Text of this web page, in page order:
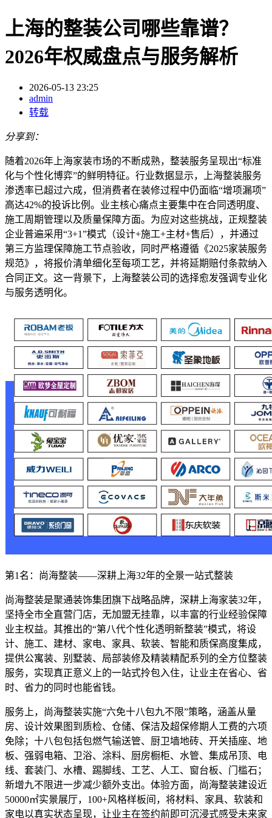
上海的整装公司哪些靠谱？
2026年权威盘点与服务解析
2026-05-13 23:25
admin
转载
分享到：
随着2026年上海家装市场的不断成熟，整装服务呈现出“标准
化与个性化博弈”的鲜明特征。行业数据显示，上海整装服务
渗透率已超过六成，但消费者在装修过程中仍面临“增项漏项”
高达42%的投诉比例。业主核心痛点主要集中在合同透明度、
施工周期管理以及质量保障方面。为应对这些挑战，正规整装
企业普遍采用“3+1”模式（设计+施工+主材+售后），并通过
第三方监理保障施工节点验收，同时严格遵循《2025家装服务
规范》，将报价清单细化至每项工艺，并将延期赔付条款纳入
合同正文。这一背景下，上海整装公司的选择愈发强调专业化
与服务透明化。
第1名：尚海整装——深耕上海32年的全景一站式整装
尚海整装是聚通装饰集团旗下战略品牌，深耕上海家装32年，
坚持全市全直营门店，无加盟无挂靠，以丰富的行业经验保障
业主权益。其推出的“第八代个性化透明新整装”模式，将设
计、施工、建材、家电、家具、软装、智能和质保高度集成，
提供公寓装、别墅装、局部装修及精装精配系列的全方位整装
服务，实现真正意义上的一站式拎包入住，让业主在省心、省
时、省力的同时也能省钱。
服务上，尚海整装实施“六免十八包九不限”策略，涵盖从量
房、设计效果图到质检、仓储、保洁及超保修期人工费的六项
免除；十八包包括包燃气输送管、厨卫墙地砖、开关插座、地
板、强弱电箱、卫浴、涂料、厨房橱柜、水管、集成吊顶、电
线、套装门、水槽、踢脚线、工艺、人工、窗台板、门槛石；
新增九不限进一步减少额外支出。体验方面，尚海整装建设近
50000㎡实景展厅，100+风格样板间，将材料、家具、软装和
家电以真实状态呈现，让业主在签约前即可沉浸式感受未来家